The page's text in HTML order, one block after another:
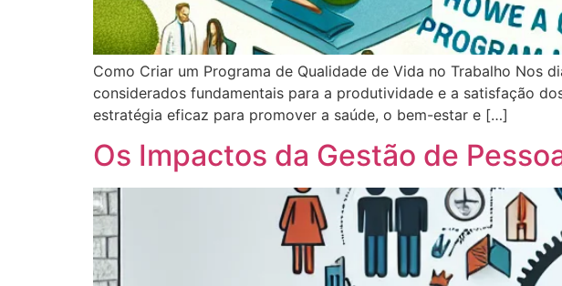
Como Criar um Programa de Qualidade de Vida no Trabalho Nos
considerados fundamentais para a produtividade e a satisfação
estratégia eficaz para promover a saúde, o bem-estar e […]
Os Impactos da Gestão de